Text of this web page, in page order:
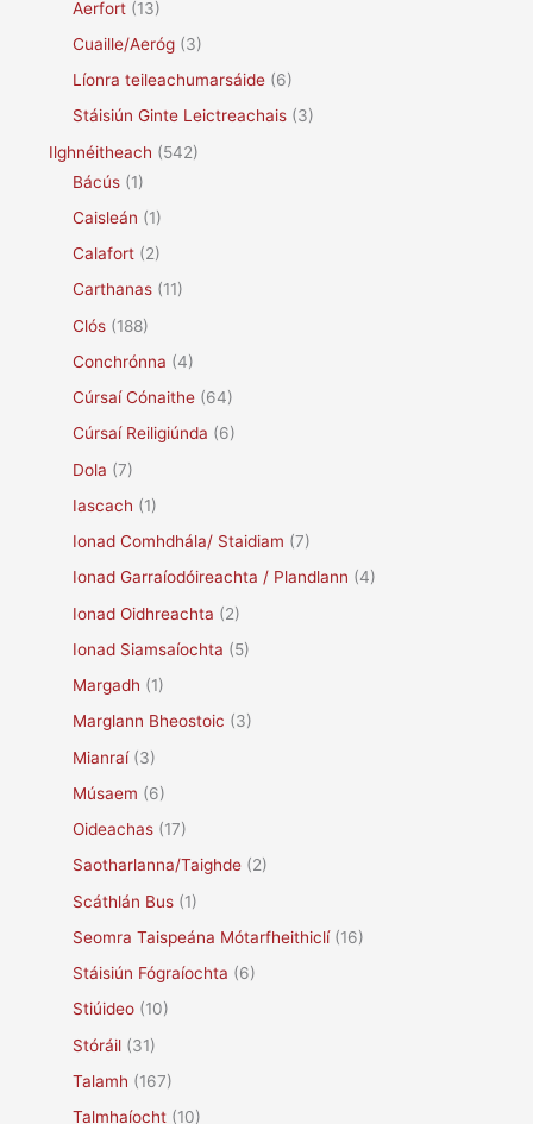
Aerfort (13)
Cuaille/Aeróg (3)
Líonra teileachumarsáide (6)
Stáisiún Ginte Leictreachais (3)
Ilghnéitheach (542)
Bácús (1)
Caisleán (1)
Calafort (2)
Carthanas (11)
Clós (188)
Conchrónna (4)
Cúrsaí Cónaithe (64)
Cúrsaí Reiligiúnda (6)
Dola (7)
Iascach (1)
Ionad Comhdhála/ Staidiam (7)
Ionad Garraíodóireachta / Plandlann (4)
Ionad Oidhreachta (2)
Ionad Siamsaíochta (5)
Margadh (1)
Marglann Bheostoic (3)
Mianraí(3)
Músaem (6)
Oideachas (17)
Saotharlanna/Taighde (2)
Scáthlán Bus (1)
Seomra Taispeána Mótarfheithiclí(16)
Stáisiún Fógraíochta (6)
Stiúideo (10)
Stóráil (31)
Talamh (167)
Talmhaíocht (10)